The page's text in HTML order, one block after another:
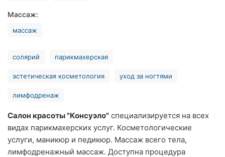
Киев
Харьков
Запорожье
Днепр
Львов
Кривой
Рог
Николаев
Массаж:
массаж
солярий парикмахерская
эстетическая косметология уход за ногтями
лимфодренаж
Салон красоты "Консуэло" специализируется на всех
видах парикмахерских услуг. Косметологические
услуги, маникюр и педикюр. Массаж всего тела,
лимфодренажный массаж. Доступна процедура